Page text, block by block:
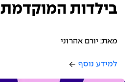
בילדות המוקדמת
מאת: יורם אהרוני
למידע נוסף